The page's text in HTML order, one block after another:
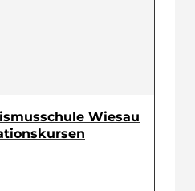
Wiesau